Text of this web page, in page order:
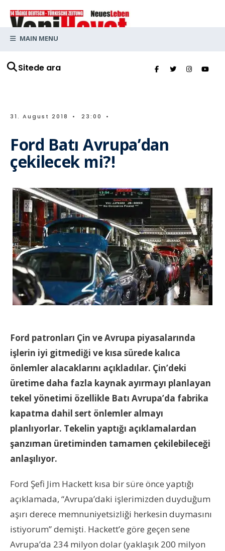
Sitede ara
MAIN MENU
31. August 2018 • 23:00 •
Ford Batı Avrupa’dan
çekilecek mi?!
Ford patronları Çin ve Avrupa piyasalarında
işlerin iyi gitmediği ve kısa sürede kalıca
önlemler alacaklarını açıkladılar. Çin’deki
üretime daha fazla kaynak ayırmayı planlayan
tekel yönetimi özellikle Batı Avrupa’da fabrika
kapatma dahil sert önlemler almayı
planlıyorlar. Tekelin yaptığı açıklamalardan
şanzıman üretiminden tamamen çekilebileceği
anlaşılıyor.
Ford Şefi Jim Hackett kısa bir süre önce yaptığı
açıklamada, “Avrupa’daki işlerimizden duyduğum
aşırı derece memnuniyetsizliği herkesin duymasını
istiyorum” demişti. Hackett’e göre geçen sene
Avrupa’da 234 milyon dolar (yaklaşık 200 milyon